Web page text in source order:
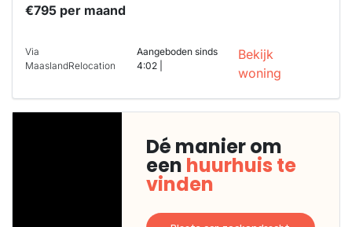
€795 per maand
Via
MaaslandRelocation
Aangeboden sinds
4:02 |
Bekijk
woning
Dé manier om
een huurhuis te
vinden